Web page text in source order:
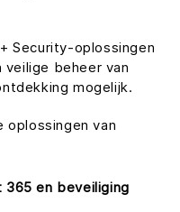
Security-oplossingen
beheer van
mogelijk.
van
en beveiliging